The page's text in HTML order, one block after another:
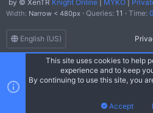
English (US)
by © XenTR Knight Online MYKO
Width Queries 11 Time
This site uses cookies to help
experience and to keep
By continuing to use this site, you
Accept